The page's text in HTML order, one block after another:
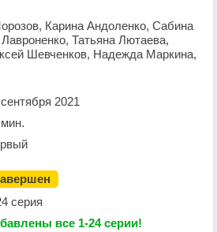
Карина Андоленко, Сабина
Татьяна Лютаева,
Шевченков, Надежда Маркина,
2021
серия
все 1-24 серии!